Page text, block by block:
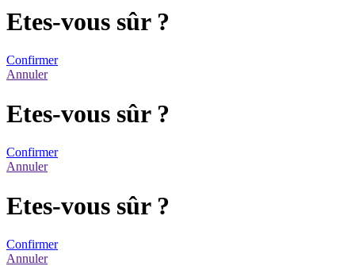
Etes-vous sûr ?
Confirmer
Annuler
Etes-vous sûr ?
Confirmer
Annuler
Etes-vous sûr ?
Confirmer
Annuler